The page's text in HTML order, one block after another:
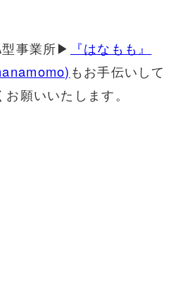
事業所▶
『はなもも』
もお手伝いして
願いいたします。